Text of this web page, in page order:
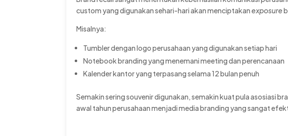
custom yang digunakan sehari-hari akan menciptakanexposure
Misalnya:
Tumbler dengan logo perusahaan yang digunakan setiap hari
Notebook branding yang menemani meeting dan perencanaan
Kalender kantor yang terpasang selama 12 bulan penuh
Semakin sering souvenir digunakan, semakin kuat pula asosiasi
awal tahun perusahaan menjadi media branding yang sangat